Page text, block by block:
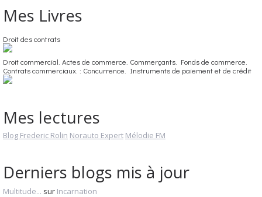
Mes Livres
Droit des contrats
Droit commercial. Actes de commerce. Commerçants. Fonds de commerce.
Contrats commerciaux. : Concurrence. Instruments de paiement et de crédit
Mes lectures
Blog Frederic Rolin Norauto Expert Mélodie FM
Derniers blogs mis à jour
Multitude... sur Incarnation